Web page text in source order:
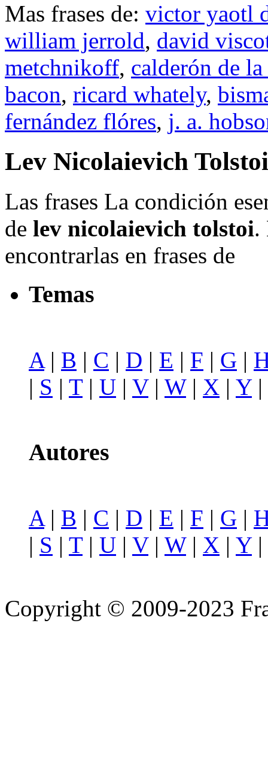
Mas frases de: victor yaotl
william jerrold, david
metchnikoff, calderón de la
bacon, ricard whately,
fernández flóres, j. a.
Lev Nicolaievich Tolstoi
Las frases La condición
de lev nicolaievich tolstoi.
encontrarlas en frases de
Temas
A | B | C | D | E | F | G |
| S | T| U | V| W| X | Y|
Autores
A| B | C | D | E | F | G |
| S | T| U | V| W| X | Y|
Copyright © 2009-2023